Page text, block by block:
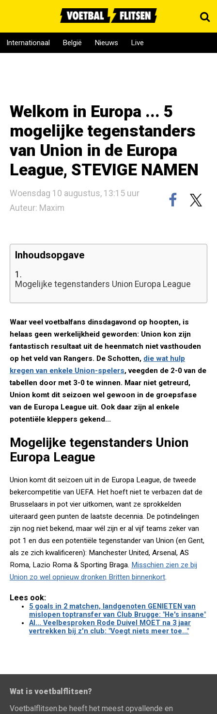
Internationaal België Nieuws Live
Welkom in Europa ... 5
mogelijke tegenstanders
van Union in de Europa
League, STEVIGE NAMEN
Woensdag 10 augustus, 13:15 uur
Auteur: Maxim
Inhoudsopgave
1.
Mogelijke tegenstanders Union Europa League
Waar veel voetbalfans dinsdagavond op hoopten, is
helaas geen werkelijkheid geworden: Union kon zijn
fantastisch resultaat uit de heenmatch niet vasthouden
op het veld van Rangers. De Schotten, die wat hulp
kregen van enkele Union-spelers, veegden de 2-0 van de
tabellen door met 3-0 te winnen. Maar niet getreurd,
Union komt dit seizoen wel gewoon in de groepsfase
van de Europa League uit. Ook daar zijn al enkele
potentiële kleppers gekend...
Mogelijke tegenstanders Union
Europa League
Union komt dit seizoen uit in de Europa League, de tweede
bekercompetitie van UEFA. Het hoeft niet te verbazen dat de
Brusselaars in pot vier uitkomen, want ze sprokkelden
uiteraard geen punten de laatste decennia. De potindelingen
zijn nog niet bekend, maar wél zijn er al vijf teams zeker van
pot 1 en dus een potentiële tegenstander van Union (en Gent,
als ze zich kwalificeren): Manchester United, Arsenal, AS
Roma, Lazio Roma & Sporting Braga. Misschien zien ze bij
Union zo wel opnieuw dronken Britten binnenkort.
Lees ook:
5 goals in 2 matchen, landgenoten GENIETEN van
mislopen toptransfer van Club Brugge: "He's insane"
AI... Veelbesproken Rode Duivel MOET na 3 jaar
vertrekken bij z'n club: "Voegt niets meer toe..."
Wat is voetbalflitsen?
Voetbalflitsen.be heeft het meest opvallende en